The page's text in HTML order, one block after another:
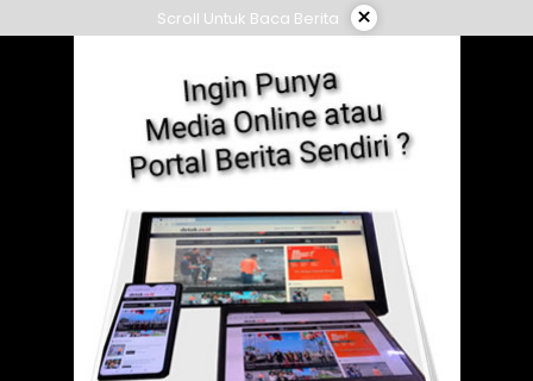
to
Scroll Untuk Baca Berita ×